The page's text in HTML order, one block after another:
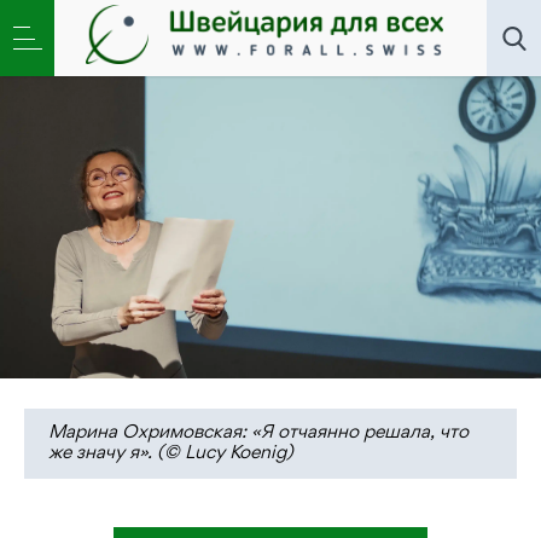
Искусство Литклуб,Новости» Гадание на часах:
поэт в каждом человеке!
Марина Охримовская: «Я отчаянно решала, что
же значу я». (© Lucy Koenig)